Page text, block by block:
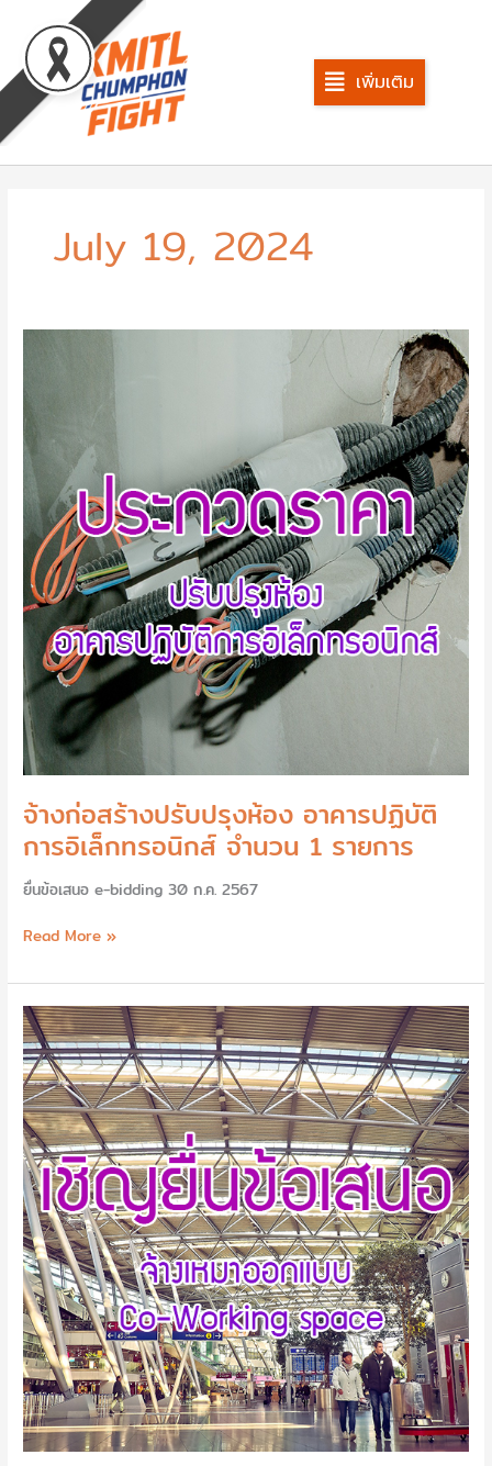
content
เพิ่มเติม
July 19, 2024
จ้างก่อสร้างปรับปรุงห้อง อาคารปฏิบัติ
การอิเล็กทรอนิกส์ จำนวน 1 รายการ
ยื่นข้อเสนอ e-bidding 30 ก.ค. 2567
ปรับปรุง
ห้อง
อาคาร
ปฏิบัติ
อิเล็กทรอนิกส์
จำนวน
รายการ
Read More »
ขอ
เชิญ
ยื่น
ข้อ
เสนอ
จ้าง
เหมา
ออกแบบ
Co-
Working
space